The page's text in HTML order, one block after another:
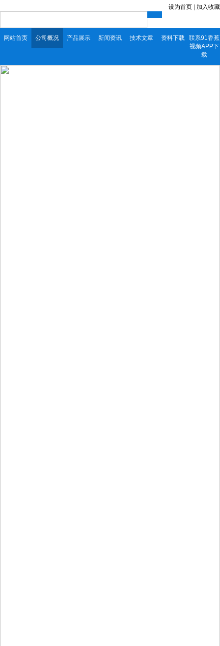
设为首页 加入收藏
网站首页 公司概况 产品展示 新闻资讯 技术文章 资料下载
联系91香蕉
视频APP下
载